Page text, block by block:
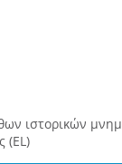
ιστορικών
(EL)